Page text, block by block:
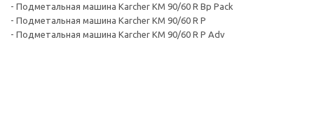
- Подметальная машина Karcher KM 90/60 R Bp Pack
- Подметальная машина Karcher KM 90/60 R P
- Подметальная машина Karcher KM 90/60 R P Adv